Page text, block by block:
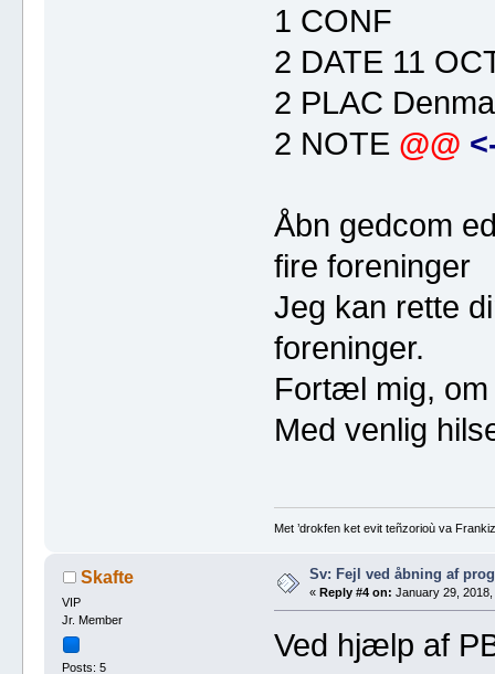
1 CONF
2 DATE 11
2 PLAC
2 NOTE @@
Åbn gedcom
fire foreninger
Jeg kan rette
foreninger.
Fortæl mig, om
Med venlig
Met ’drokfen ket evit teñzorioù va
Skafte
VIP
Jr. Member
Posts: 5
Sv: Fejl ved åbning af
«Reply #4 on: January 29,
Ved hjælp af